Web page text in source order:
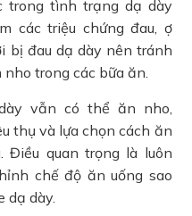
trong tình trạng dạ dày
các triệu chứng đau, ợ
bị đau dạ dày nên tránh
trong các bữa ăn.
vẫn có thể ăn nho,
thụ và lựa chọn cách ăn
Điều quan trọng là luôn
chế độ ăn uống sao
dạ dày.